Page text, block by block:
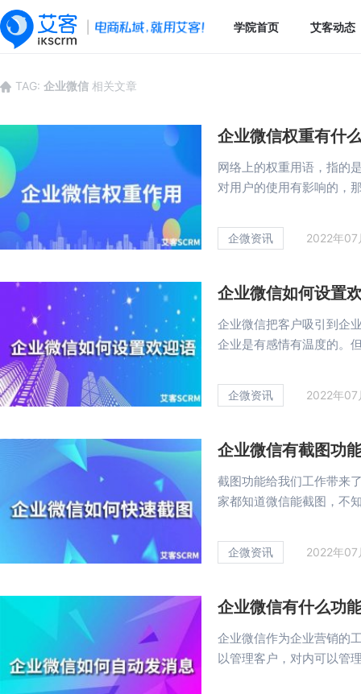
学院首页 艾客动态
TAG: 企业微信 相关文章
企业微信权重有什
网络上的权重用语，指的
对用户的使用有影响的，
企微资讯 2022年
企业微信如何设置
企业微信把客户吸引到企
企业是有感情有温度的。
企微资讯 2022年
企业微信有截图功
截图功能给我们工作带来
家都知道微信能截图，不
企微资讯 2022年
企业微信有什么功
企业微信作为企业营销的
以管理客户，对内可以管